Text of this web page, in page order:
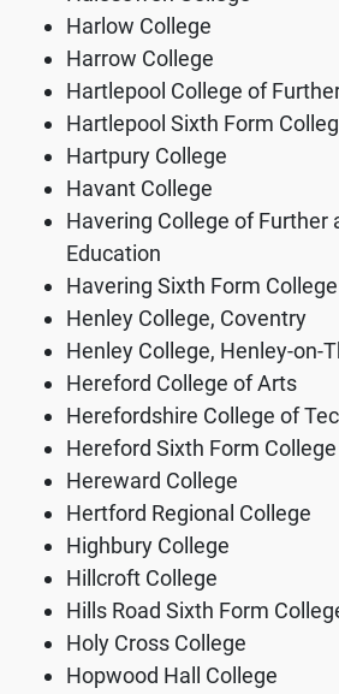
Harlow College
Harrow College
Hartlepool College of
Hartlepool Sixth Form
Hartpury College
Havant College
Havering College of Further
Education
Havering Sixth Form College
Henley College, Coventry
Henley College, Henley-on-
Hereford College of Arts
Herefordshire College of
Hereford Sixth Form College
Hereward College
Hertford Regional College
Highbury College
Hillcroft College
Hills Road Sixth Form
Holy Cross College
Hopwood Hall College